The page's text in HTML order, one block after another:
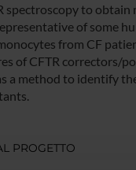
spectroscopy to obtain
of some
from CF
of CFTR correctors/
a method to identify
PROGETTO